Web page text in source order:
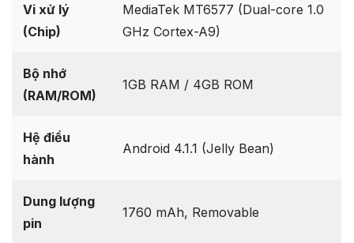
Vi xử lý
(Chip)
MediaTek MT6577 (Dual-core 1.0
GHz Cortex-A9)
Bộ nhớ
(RAM/ROM)
1GB RAM / 4GB ROM
Hệ điều
hành
Android 4.1.1 (Jelly Bean)
Dung lượng
pin
1760 mAh, Removable